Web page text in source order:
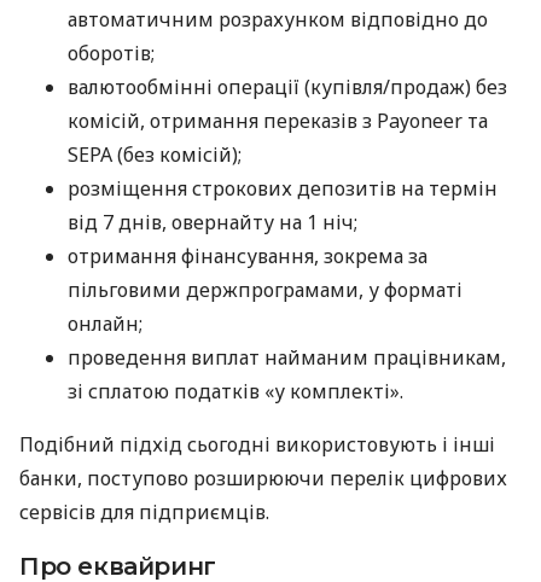
автоматичним розрахунком відповідно до
оборотів;
валютообмінні операції (купівля/продаж) без
комісій, отримання переказів з Payoneer та
SEPA (без комісій);
розміщення строкових депозитів на термін
від 7 днів, овернайту на 1 ніч;
отримання фінансування, зокрема за
пільговими держпрограмами, у форматі
онлайн;
проведення виплат найманим працівникам,
зі сплатою податків «у комплекті».
Подібний підхід сьогодні використовують і інші
банки, поступово розширюючи перелік цифрових
сервісів для підприємців.
Про еквайринг